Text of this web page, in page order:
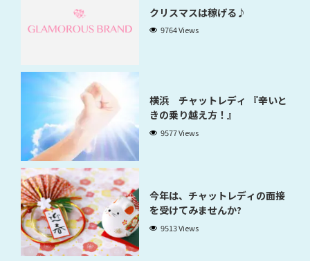
クリスマスは稼げる♪
9764 Views
横浜 チャットレディ 『辛いと
きの乗り越え方！』
9577 Views
今年は、チャットレディの面接
を受けてみませんか?
9513 Views